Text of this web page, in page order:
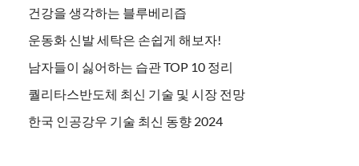
건강을 생각하는 블루베리즙
운동화 신발 세탁은 손쉽게 해보자!
남자들이 싫어하는 습관 TOP 10 정리
퀄리타스반도체 최신 기술 및 시장 전망
한국 인공강우 기술 최신 동향 2024